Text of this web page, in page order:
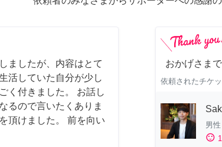
ましたが、内容はとて
活していた自分が少し
く付きました。 お話し
るので言いたくありま
頂けました。 前を向い
おかげさま
依頼されたチケッ
男性
sentiment_satisfied